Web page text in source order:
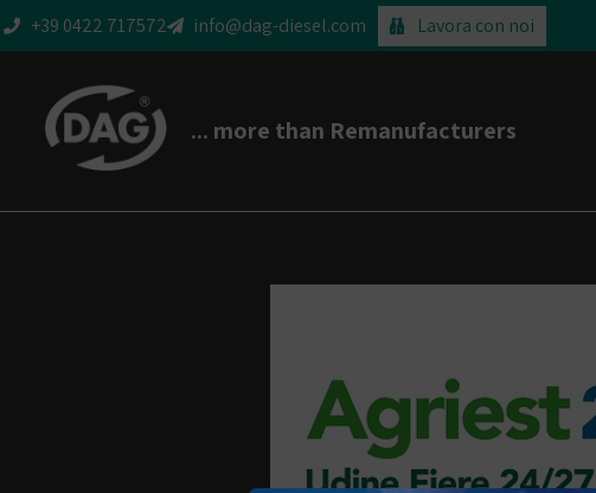
+39 0422 717572 info@dag-diesel.com Lavora con noi
... more than Remanufacturers